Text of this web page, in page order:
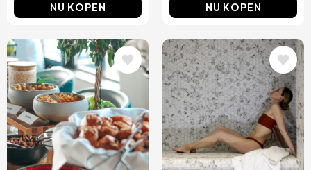
NU KOPEN NU KOPEN
Afbeelding Afbeelding